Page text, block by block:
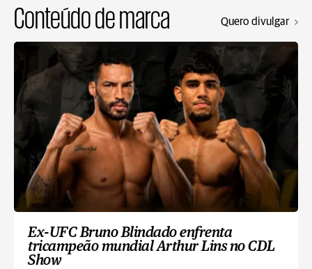
Conteúdo de marca Quero divulgar
Ex-UFC Bruno Blindado enfrenta
tricampeão mundial Arthur Lins no CDL
Show